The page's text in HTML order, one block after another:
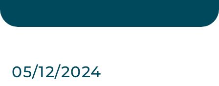
05/12/2024